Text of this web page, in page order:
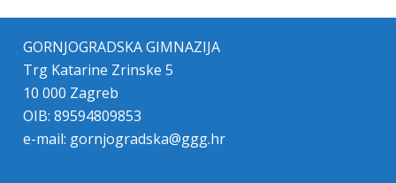
GORNJOGRADSKA GIMNAZIJA
Trg Katarine Zrinske 5
10 000 Zagreb
OIB: 89594809853
e-mail: gornjogradska@ggg.hr